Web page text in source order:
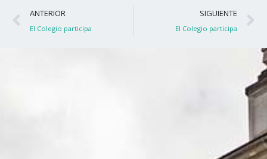
Ant
ANTERIOR
El Colegio participa
SIGUIENTE
El Colegio participa